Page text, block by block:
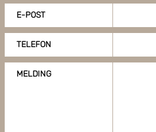
E-POST
TELEFON
MELDING